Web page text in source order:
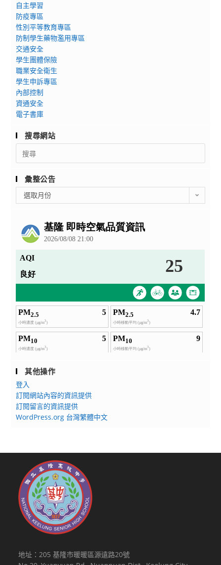
自主學習
防疫專區
性別平等教育專區
防制學生藥物濫用專區
交通安全
學生團體保險
職業安全衛生
學生申訴專區
內部控制
資通安全
電子書庫
搜尋網站
Search
for:
彙整公告
整
選取月份
其他操作
登入
訂閱網站內容的資訊提供
訂閱留言的資訊提供
WordPress.org 台灣繁體中文
地址：205 基隆市暖暖區源遠路20號